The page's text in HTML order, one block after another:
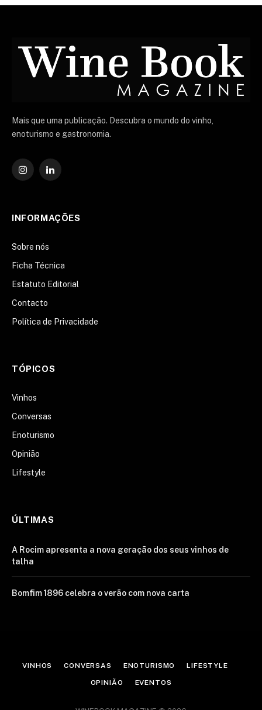
Mais que uma publicação. Descubra o mundo do vinho,
enoturismo e gastronomia.
Instagram
O
INFORMAÇÕES
Sobre nós
Ficha Técnica
Estatuto Editorial
Contacto
Política de Privacidade
TÓPICOS
Vinhos
Conversas
Enoturismo
Opinião
Lifestyle
ÚLTIMAS
A Rocim apresenta a nova geração dos seus vinhos de
talha
Bomfim 1896 celebra o verão com nova carta
VINHOS CONVERSAS ENOTURISMO LIFESTYLE
OPINIÃO EVENTOS